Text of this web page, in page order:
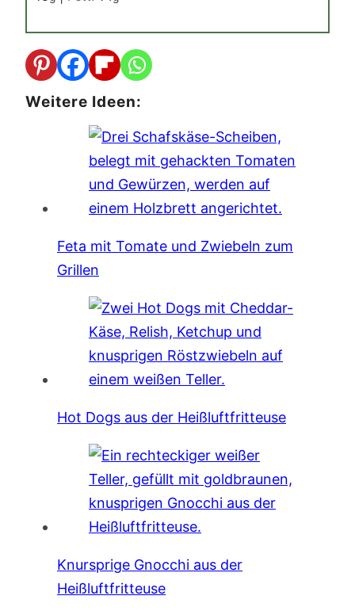
Weitere Ideen:
Feta mit Tomate und Zwiebeln zum
Grillen
Hot Dogs aus der Heißluftfritteuse
Knursprige Gnocchi aus der
Heißluftfritteuse